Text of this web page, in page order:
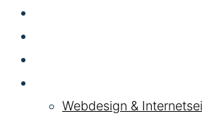
Webdesign &